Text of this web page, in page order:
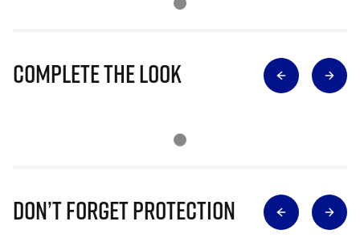
Complete The Look
Don’t Forget Protection